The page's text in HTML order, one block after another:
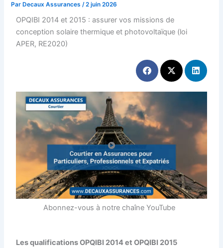
Par Decaux Assurances/2 juin 2026
OPQIBI 2014 et 2015 : assurer vos missions de
conception solaire thermique et photovoltaïque (loi
APER, RE2020)
Abonnez-vous à notre chaîne YouTube
Les qualifications OPQIBI 2014 et OPQIBI 2015